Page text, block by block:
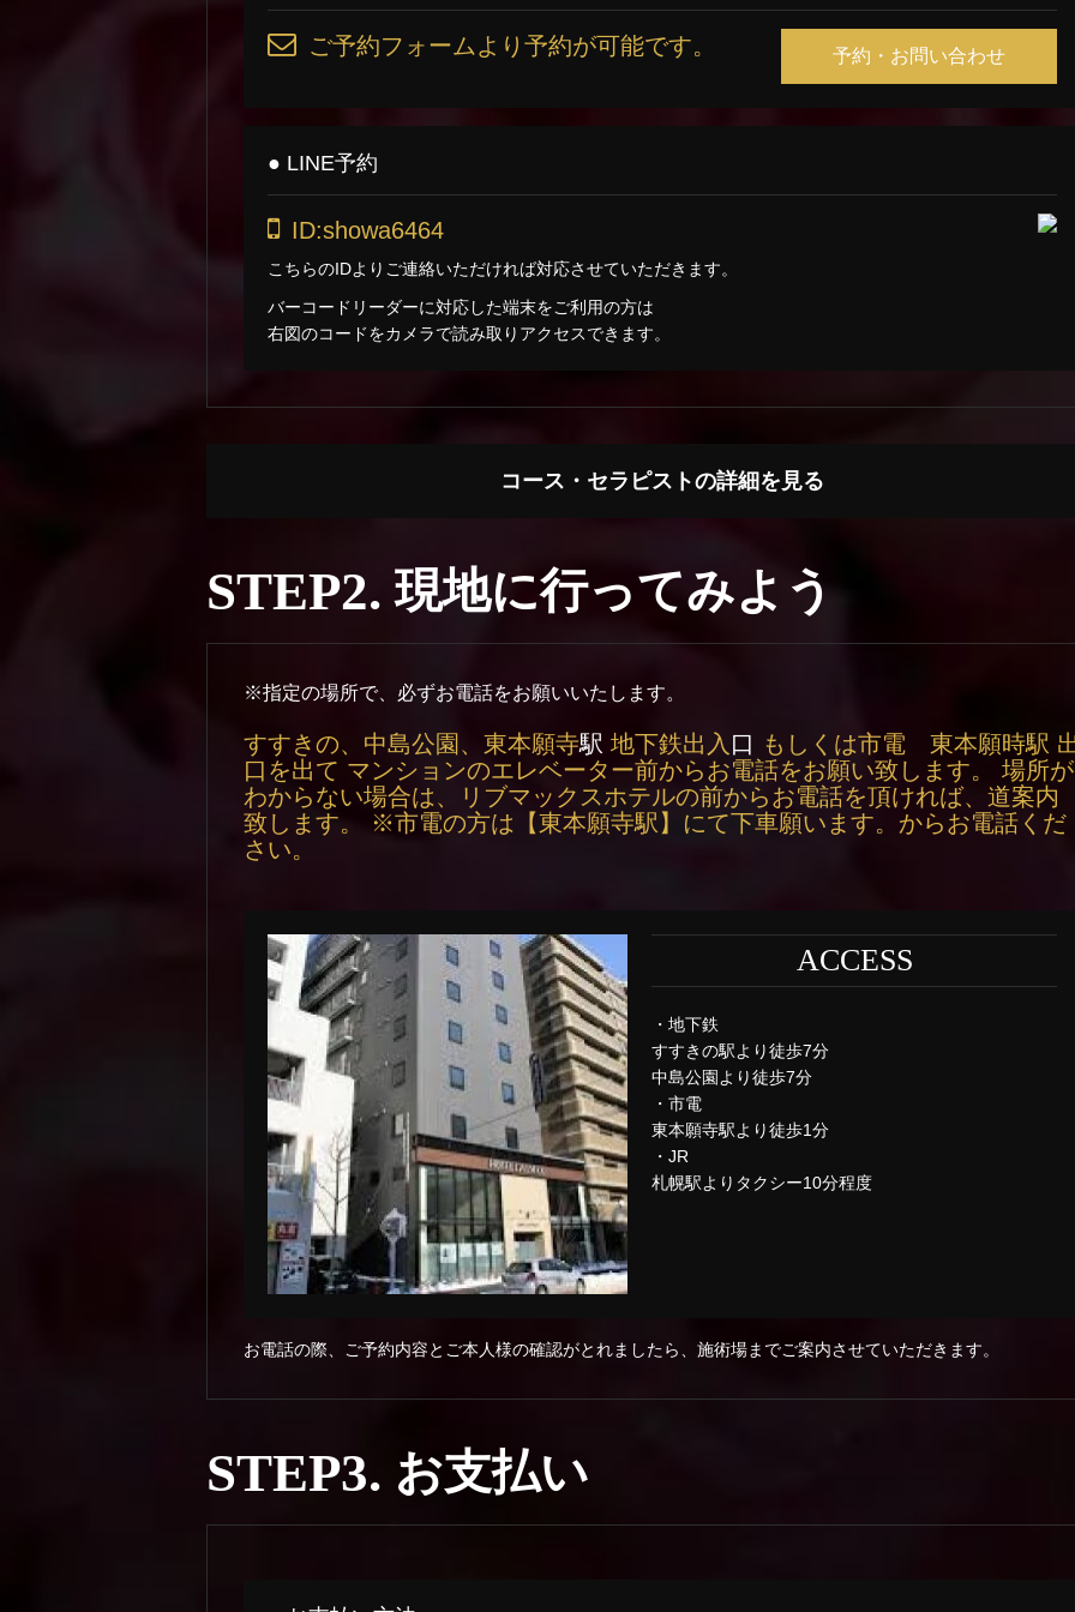
ご予約フォームより予約が可能です。 予約・お問い合わせ
● LINE予約
ID:showa6464
こちらのIDよりご連絡いただければ対応させていただきます。
バーコードリーダーに対応した端末をご利用の方は
右図のコードをカメラで読み取りアクセスできます。
コース・セラピストの詳細を見る
STEP2.現地に行ってみよう
※指定の場所で、必ずお電話をお願いいたします。
すすきの、中島公園、東本願寺駅 地下鉄出入 口 もしくは市電 東本願時駅
口を出て マンションのエレベーター前からお電話をお願い致します。 場所が
わからない場合は、リブマックスホテルの前からお電話を頂ければ、道案内
致します。 ※市電の方は【東本願寺駅】にて下車願います。からお電話くだ
さい。
ACCESS
・地下鉄
すすきの駅より徒歩7分
中島公園より徒歩7分
・市電
東本願寺駅より徒歩1分
・JR
札幌駅よりタクシー10分程度
お電話の際、ご予約内容とご本人様の確認がとれましたら、施術場までご案内させていただきます。
STEP3. お支払い